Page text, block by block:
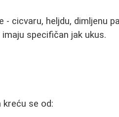
- cicvaru, heljdu, dimljenu
specifičan jak ukus.
se od: